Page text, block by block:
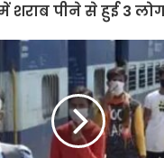
शराब पीने से हुई 3